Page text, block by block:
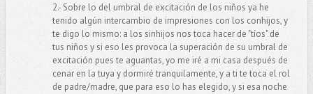
2.- Sobre lo del umbral de excitación de los niños ya he
tenido algún intercambio de impresiones con los conhijos, y
te digo lo mismo: a los sinhijos nos toca hacer de "tíos" de
tus niños y si eso les provoca la superación de su umbral de
excitación pues te aguantas, yo me iré a mi casa después de
cenar en la tuya y dormiré tranquilamente, y a ti te toca el rol
de padre/madre, que para eso lo has elegido, y si esa noche